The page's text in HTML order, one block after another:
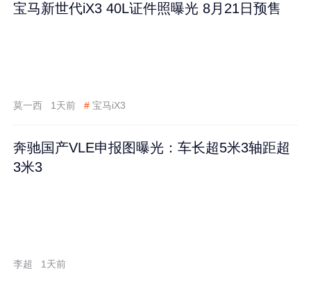
宝马新世代iX3 40L证件照曝光 8月21日预售
莫一西 1天前 # 宝马iX3
奔驰国产VLE申报图曝光：车长超5米3轴距超
3米3
李超 1天前